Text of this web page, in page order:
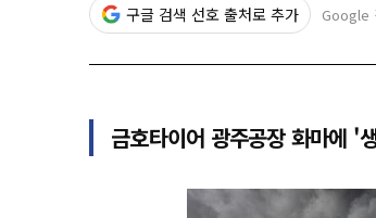
구글 검색 선호 출처로 추가 Google
금호타이어 광주공장 화마에 '